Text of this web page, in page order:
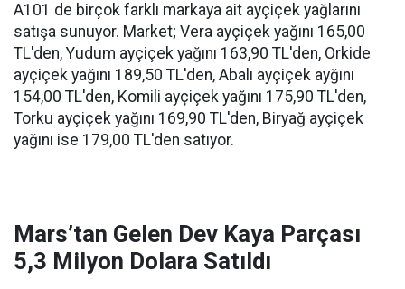
A101 de birçok farklı markaya ait ayçiçek yağlarını
satışa sunuyor. Market; Vera ayçiçek yağını 165,00
TL'den, Yudum ayçiçek yağını 163,90 TL'den, Orkide
ayçiçek yağını 189,50 TL'den, Abalı ayçiçek ayğını
154,00 TL'den, Komili ayçiçek yağını 175,90 TL'den,
Torku ayçiçek yağını 169,90 TL'den, Biryağ ayçiçek
yağını ise 179,00 TL'den satıyor.
Mars’tan Gelen Dev Kaya Parçası
5,3 Milyon Dolara Satıldı